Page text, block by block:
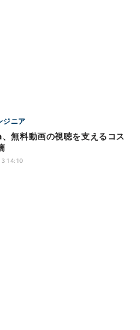
ジニア
無料動画の視聴を支えるコス
14:10